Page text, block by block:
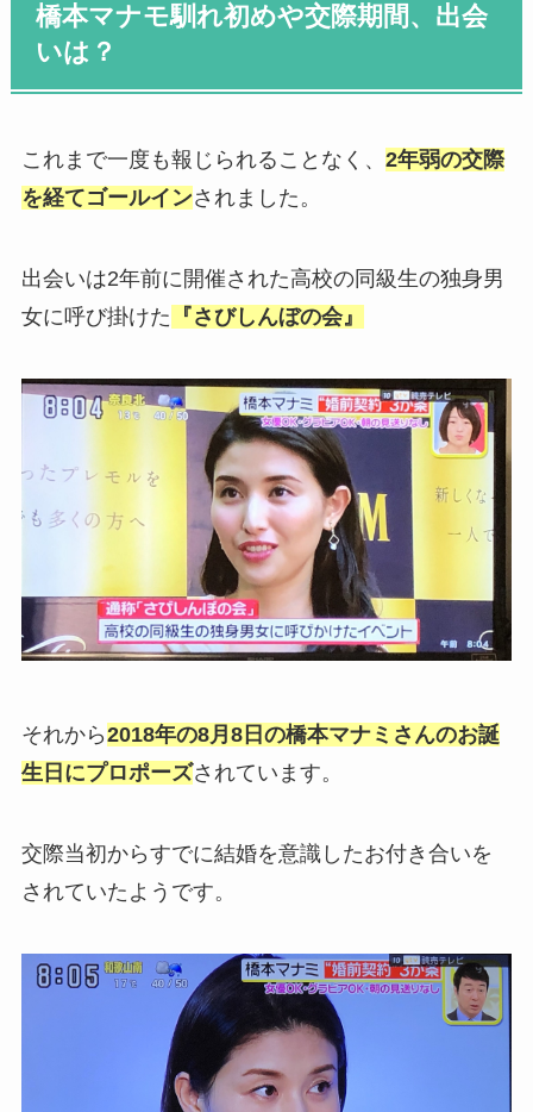
橋本マナモ馴れ初めや交際期間、出会
いは？
これまで一度も報じられることなく、 2年弱の交際
を経てゴールインされました。
出会いは2年前に開催された高校の同級生の独身男
女に呼び掛けた 『さびしんぼの会』
それから2018年の8月8日の橋本マナミさんのお誕
生日にプロポーズされています。
交際当初からすでに結婚を意識したお付き合いを
されていたようです。